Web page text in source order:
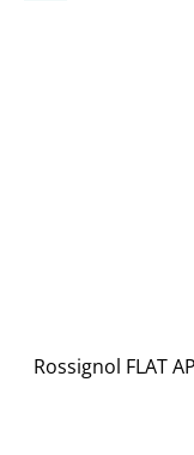
Rossignol FLAT